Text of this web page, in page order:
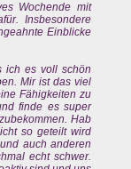
Wochende mit
Insbesondere
Einblicke
ich es voll schön
Mir ist das viel
Fähigkeiten zu
finde es super
Hab
so geteilt wird
auch anderen
echt schwer.